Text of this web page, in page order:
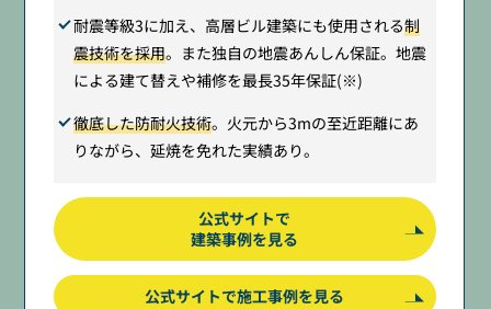
耐震等級3に加え、高層ビル建築にも使用される制
震技術を採用。また独自の地震あんしん保証。地震
による建て替えや補修を最長35年保証(※)
徹底した防耐火技術。火元から3mの至近距離にあ
りながら、延焼を免れた実績あり。
公式サイトで
建築事例を見る
公式サイトで施工事例を見る